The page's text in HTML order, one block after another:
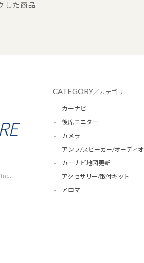
した商品
CATEGORY／カテゴリ
カーナビ
後席モニター
カメラ
アンプ/スピーカー/オーディオ
カーナビ地図更新
アクセサリー/取付キット
アロマ